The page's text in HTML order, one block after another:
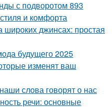
с подворотом 893
и комфорта
широких джинсах: простая
будущего 2025
изменят ваш
слова говорят о нас
речи: основные